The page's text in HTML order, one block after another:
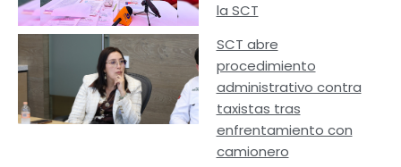
la SCT
SCT abre
procedimiento
administrativo contra
taxistas tras
enfrentamiento con
camionero